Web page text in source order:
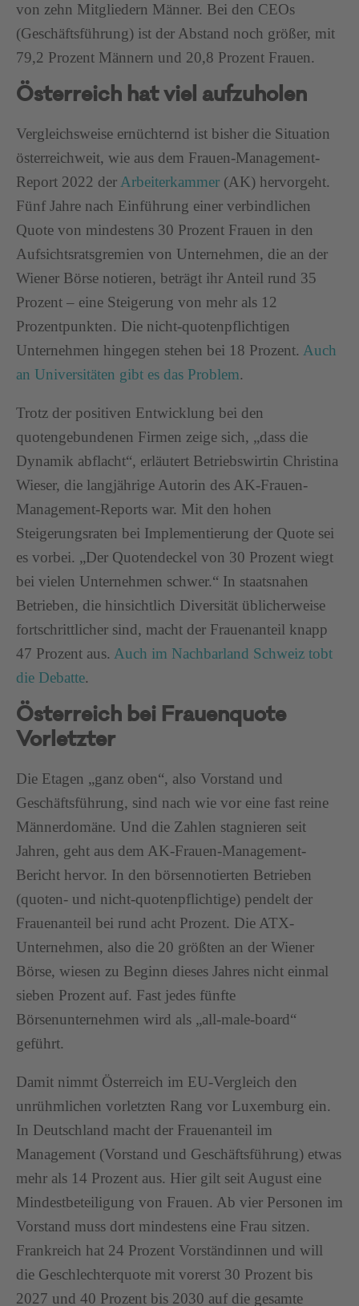
von zehn Mitgliedern Männer. Bei den CEOs
(Geschäftsführung) ist der Abstand noch größer, mit
79,2 Prozent Männern und 20,8 Prozent Frauen.
Österreich hat viel aufzuholen
Vergleichsweise ernüchternd ist bisher die Situation
österreichweit, wie aus dem Frauen-Management-
Report 2022 derArbeiterkammer (AK) hervorgeht.
Fünf Jahre nach Einführung einer verbindlichen
Quote von mindestens 30 Prozent Frauen in den
Aufsichtsratsgremien von Unternehmen, die an der
Wiener Börse notieren, beträgt ihr Anteil rund 35
Prozent – eine Steigerung von mehr als 12
Prozentpunkten. Die nicht-quotenpflichtigen
Unternehmen hingegen stehen bei 18 Prozent. Auch
an Universitäten gibt es das Problem.
Trotz der positiven Entwicklung bei den
quotengebundenen Firmen zeige sich, „dass die
Dynamik abflacht“, erläutert Betriebswirtin Christina
Wieser, die langjährige Autorin des AK-Frauen-
Management-Reports war. Mit den hohen
Steigerungsraten bei Implementierung der Quote sei
es vorbei. „Der Quotendeckel von 30 Prozent wiegt
bei vielen Unternehmen schwer.“ In staatsnahen
Betrieben, die hinsichtlich Diversität üblicherweise
fortschrittlicher sind, macht der Frauenanteil knapp
47 Prozent aus. Auch im Nachbarland Schweiz tobt
die Debatte.
Österreich bei Frauenquote
Vorletzter
Die Etagen „ganz oben“, also Vorstand und
Geschäftsführung, sind nach wie vor eine fast reine
Männerdomäne. Und die Zahlen stagnieren seit
Jahren, geht aus dem AK-Frauen-Management-
Bericht hervor. In den börsennotierten Betrieben
(quoten- und nicht-quotenpflichtige) pendelt der
Frauenanteil bei rund acht Prozent. Die ATX-
Unternehmen, also die 20 größten an der Wiener
Börse, wiesen zu Beginn dieses Jahres nicht einmal
sieben Prozent auf. Fast jedes fünfte
Börsenunternehmen wird als „all-male-board“
geführt.
Damit nimmt Österreich im EU-Vergleich den
unrühmlichen vorletzten Rang vor Luxemburg ein.
In Deutschland macht der Frauenanteil im
Management (Vorstand und Geschäftsführung) etwas
mehr als 14 Prozent aus. Hier gilt seit August eine
Mindestbeteiligung von Frauen. Ab vier Personen im
Vorstand muss dort mindestens eine Frau sitzen.
Frankreich hat 24 Prozent Vorständinnen und will
die Geschlechterquote mit vorerst 30 Prozent bis
2027 und 40 Prozent bis 2030 auf die gesamte